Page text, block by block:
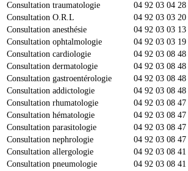
Consultation traumatologie
04 92 03 04 28
Consultation O.R.L
04 92 03 03 20
Consultation anesthésie
04 92 03 03 13
Consultation ophtalmologie
04 92 03 03 19
Consultation cardiologie
04 92 03 08 48
Consultation dermatologie
04 92 03 08 48
Consultation gastroentérologie
04 92 03 08 48
Consultation addictologie
04 92 03 08 48
Consultation rhumatologie
04 92 03 08 47
Consultation hématologie
04 92 03 08 47
Consultation parasitologie
04 92 03 08 47
Consultation nephrologie
04 92 03 08 47
Consultation allergologie
04 92 03 08 41
Consultation pneumologie
04 92 03 08 41